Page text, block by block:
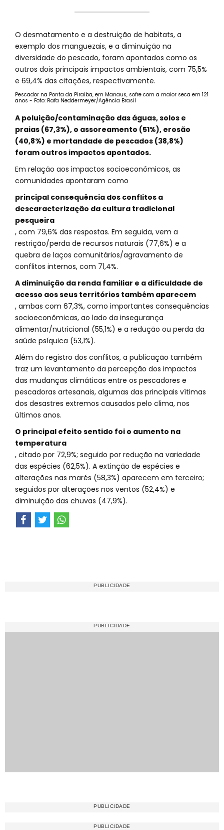
O desmatamento e a destruição de habitats, a
exemplo dos manguezais, e a diminuição na
diversidade do pescado, foram apontados como os
outros dois principais impactos ambientais, com 75,5%
e 69,4% das citações, respectivamente.
Pescador na Ponta da Piraiba, em Manaus, sofre com a maior seca em 121
anos - Foto: Rafa Neddermeyer/Agência Brasil
A poluição/contaminação das águas, solos e
praias (67,3%), o assoreamento (51%), erosão
(40,8%) e mortandade de pescados (38,8%)
foram outros impactos apontados.
Em relação aos impactos socioeconômicos, as
comunidades apontaram como
principal consequência dos conflitos a
descaracterização da cultura tradicional
pesqueira
, com 79,6% das respostas. Em seguida, vem a
restrição/perda de recursos naturais (77,6%) e a
quebra de laços comunitários/agravamento de
conflitos internos, com 71,4%.
A diminuição da renda familiar e a dificuldade de
acesso aos seus territórios também aparecem
, ambas com 67,3%, como importantes consequências
socioeconômicas, ao lado da insegurança
alimentar/nutricional (55,1%) e a redução ou perda da
saúde psíquica (53,1%).
Além do registro dos conflitos, a publicação também
traz um levantamento da percepção dos impactos
das mudanças climáticas entre os pescadores e
pescadoras artesanais, algumas das principais vítimas
dos desastres extremos causados pelo clima, nos
últimos anos.
O principal efeito sentido foi o aumento na
temperatura
, citado por 72,9%; seguido por redução na variedade
das espécies (62,5%). A extinção de espécies e
alterações nas marés (58,3%) aparecem em terceiro;
seguidos por alterações nos ventos (52,4%) e
diminuição das chuvas (47,9%).